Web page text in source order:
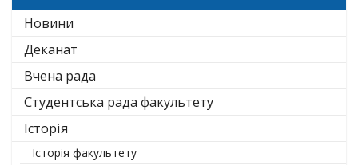
Новини
Деканат
Вчена рада
Студентська рада факультету
Історія
Історія факультету